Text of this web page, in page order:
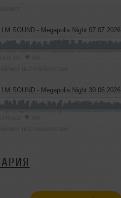
LM SOUND - Megapolis Night 07.07.2026
LM SOUND - Megapolis Night 30.06.2026